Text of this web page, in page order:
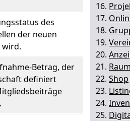
des
der neuen
Betrag, der
definiert
16.
17.
18.
19.
20.
21.
22. Shop
23.
24.
25.